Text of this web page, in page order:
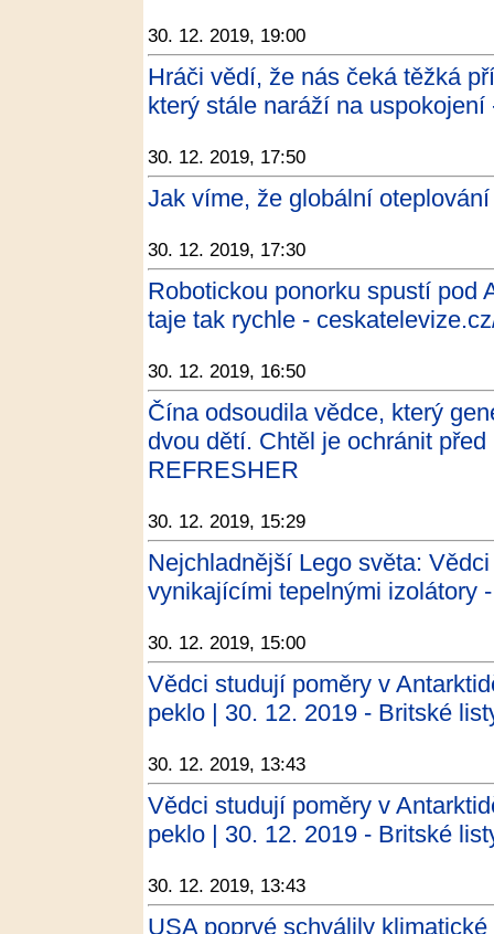
30. 12. 2019, 19:00
Hráči vědí, že nás čeká těžká
který stále naráží na uspokojení
30. 12. 2019, 17:50
Jak víme, že globální
30. 12. 2019, 17:30
Robotickou ponorku spustí pod
taje tak rychle -
30. 12. 2019, 16:50
Čína odsoudila vědce, který
dvou dětí. Chtěl je ochránit
REFRESHER
30. 12. 2019, 15:29
Nejchladnější Lego světa:
vynikajícími tepelnými izolátory
30. 12. 2019, 15:00
Vědci studují poměry v
peklo | 30. 12. 2019 - Britské
30. 12. 2019, 13:43
Vědci studují poměry v
peklo | 30. 12. 2019 - Britské
30. 12. 2019, 13:43
USA poprvé schválily